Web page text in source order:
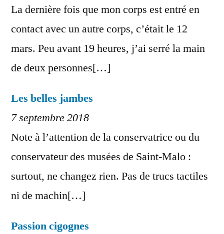
La dernière fois que mon corps est entré en
contact avec un autre corps, c’était le 12
mars. Peu avant 19 heures, j’ai serré la main
de deux personnes[…]
Les belles jambes
7 septembre 2018
Note à l’attention de la conservatrice ou du
conservateur des musées de Saint-Malo :
surtout, ne changez rien. Pas de trucs tactiles
ni de machin[…]
Passion cigognes